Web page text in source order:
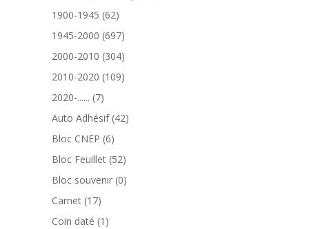
1900-1945 6262
produits
1945-2000 697697
produits
2000-2010 304304
produits
2010-2020 109109
2020-...... 77
produits
Auto Adhésif 4242
Bloc CNEP 66
produits
Bloc Feuillet 5252
produits
Bloc souvenir 00
Carnet 1717
produits
Coin daté 1 1